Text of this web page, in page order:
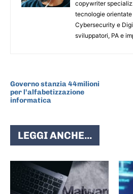
copywriter
tecnologie orientate
Cybersecurity e
sviluppatori, PA e
Governo stanzia 44milioni
per l’alfabetizzazione
informatica
LEGGI ANCHE...